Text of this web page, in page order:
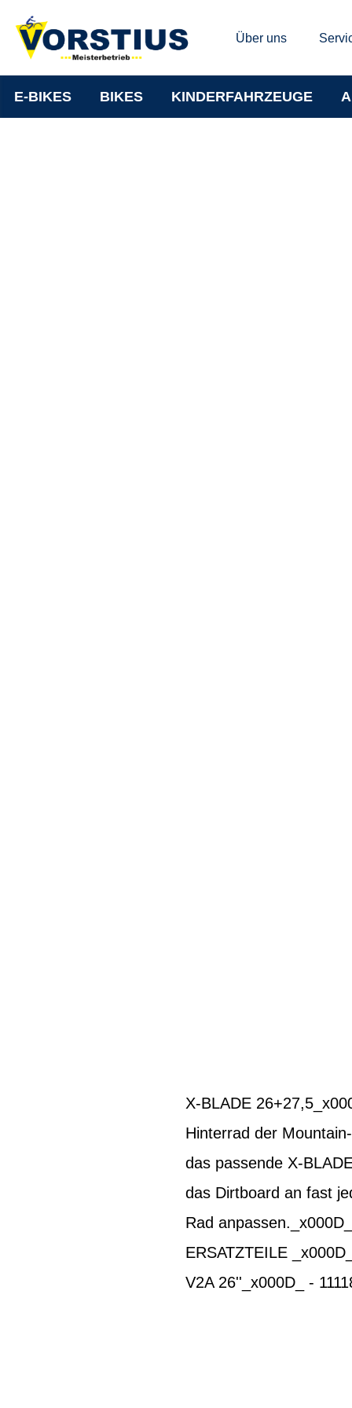
Über uns
E-BIKES BIKES KINDERFAHRZEUGE
X-BLADE
Hinterrad der
das passende X-
das Dirtboard an fast
Rad
ERSATZTEILE
V2A 26''_x000D_ -